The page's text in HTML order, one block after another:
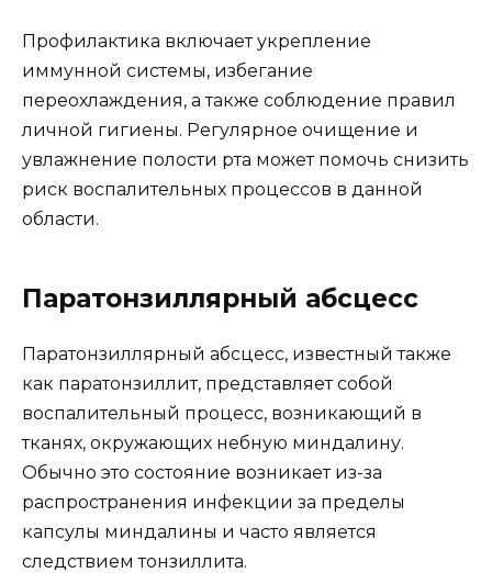
Профилактика включает укрепление
иммунной системы, избегание
переохлаждения, а также соблюдение правил
личной гигиены. Регулярное очищение и
увлажнение полости рта может помочь снизить
риск воспалительных процессов в данной
области.
Паратонзиллярный абсцесс
Паратонзиллярный абсцесс, известный также
как паратонзиллит, представляет собой
воспалительный процесс, возникающий в
тканях, окружающих небную миндалину.
Обычно это состояние возникает из-за
распространения инфекции за пределы
капсулы миндалины и часто является
следствием тонзиллита.